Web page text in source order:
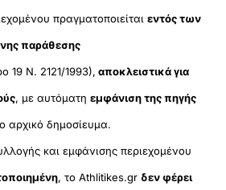
πραγματοποιείταιεντός των
παράθεσης
19 Ν. 2121/1993), αποκλειστικά για
, με αυτόματηεμφάνιση της πηγής
αρχικό δημοσίευμα.
και εμφάνισης περιεχομένου
, το Athlitikes.gr δεν φέρει